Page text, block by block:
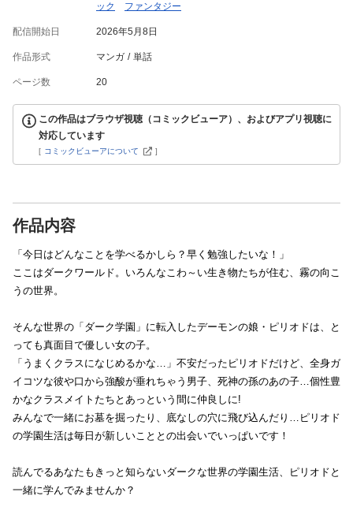
ック
ファンタジー
配信開始日 2026年5月8日
作品形式 マンガ 単話
ページ数 20
この作品はブラウザ視聴（コミックビューア）、およびアプリ視聴に
対応しています
[ コミックビューアについて ]
作品内容
「今日はどんなことを学べるかしら？早く勉強したいな！」
ここはダークワールド。いろんなこわ～い生き物たちが住む、霧の向こ
うの世界。
そんな世界の「ダーク学園」に転入したデーモンの娘・ピリオドは、と
っても真面目で優しい女の子。
「うまくクラスになじめるかな…」不安だったピリオドだけど、全身ガ
イコツな彼や口から強酸が垂れちゃう男子、死神の孫のあの子…個性豊
かなクラスメイトたちとあっという間に仲良しに!
みんなで一緒にお墓を掘ったり、底なしの穴に飛び込んだり…ピリオド
の学園生活は毎日が新しいこととの出会いでいっぱいです！
読んでるあなたもきっと知らないダークな世界の学園生活、ピリオドと
一緒に学んでみませんか？